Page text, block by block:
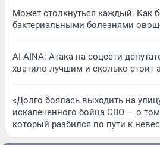
Может столкнуться каждый. Как
бактериальными болезнями
AI-AINA: Атака на соцсети
хватило лучшим и сколько стоит
«Долго боялась выходить на
искалеченного бойца СВО — о
который разбился по пути к